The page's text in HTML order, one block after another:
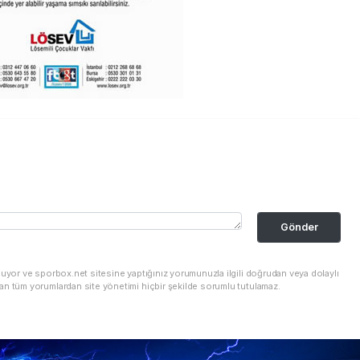
Gönder
ve sporbox.net sitesine yaptığınız yorumunuzla ilgili doğrudan veya dolaylı
tüm yorumlardan site yönetimi hiçbir şekilde sorumlu tutulamaz.